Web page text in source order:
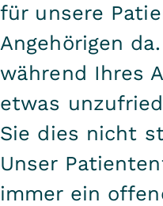
für unsere
Angehörigen
während Ihres
etwas
Sie dies nicht
Unser
immer ein